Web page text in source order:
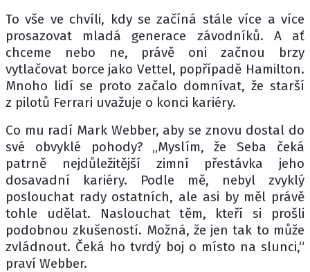
To vše ve chvíli, kdy se začíná stále více a více
prosazovat mladá generace závodníků. A ať
chceme nebo ne, právě oni začnou brzy
vytlačovat borce jako Vettel, popřípadě Hamilton.
Mnoho lidí se proto začalo domnívat, že starší
z pilotů Ferrari uvažuje o konci kariéry.
Co mu radí Mark Webber, aby se znovu dostal do
své obvyklé pohody? „Myslím, že Seba čeká
patrně nejdůležitější zimní přestávka jeho
dosavadní kariéry. Podle mě, nebyl zvyklý
poslouchat rady ostatních, ale asi by měl právě
tohle udělat. Naslouchat těm, kteří si prošli
podobnou zkušeností. Možná, že jen tak to může
zvládnout. Čeká ho tvrdý boj o místo na slunci,“
praví Webber.